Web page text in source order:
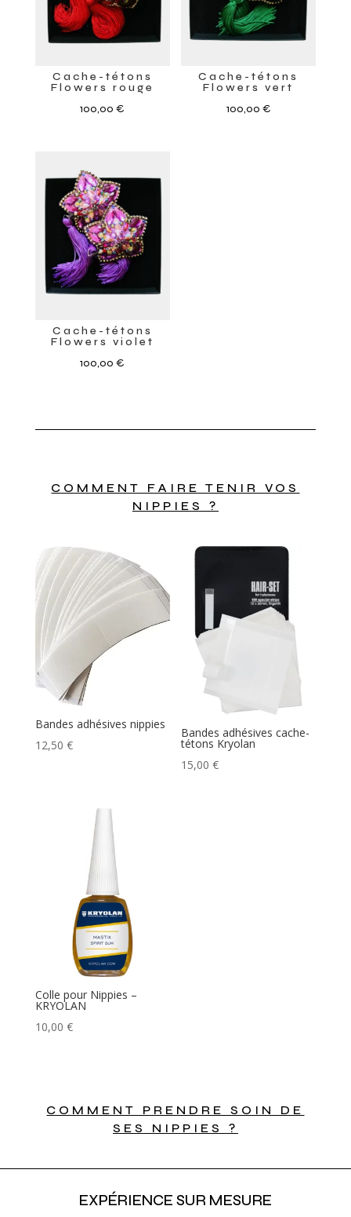
Cache-tétons
Flowers rouge
100,00€
Cache-tétons
Flowers vert
100,00 €
Cache-tétons
Flowers violet
100,00€
COMMENT FAIRE TENIR VOS
NIPPIES ?
Bandes adhésives nippies
12,50 €
Bandes adhésives cache-
tétons Kryolan
15,00€
Colle pour Nippies –
KRYOLAN
10,00 €
COMMENT PRENDRE SOIN DE
SES NIPPIES ?
EXPÉRIENCE SUR MESURE